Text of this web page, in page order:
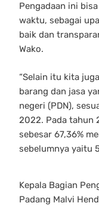
Pengadaan ini
waktu, sebagai
baik dan
Wako.
“Selain itu kita
barang dan jasa
negeri (PDN),
2022. Pada tahun
sebesar 67,36%
sebelumnya yaitu
Kepala Bagian
Padang Malvi